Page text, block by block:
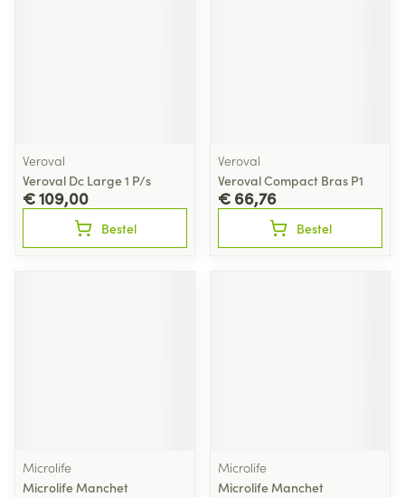
Veroval
Veroval Dc Large 1 P/s
€ 109,00
Bestel
Veroval
Veroval Compact Bras P1
€ 66,76
Bestel
Microlife
Microlife Manchet
Microlife
Microlife Manchet